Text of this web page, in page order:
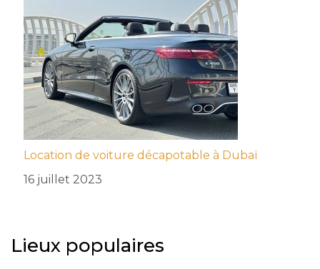
Location de voiture décapotable à Dubaï
16 juillet 2023
Lieux populaires